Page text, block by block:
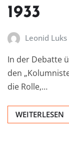
1933
Leonid Luks
In der Debatte
den
die Rolle,…
WEITERLESEN